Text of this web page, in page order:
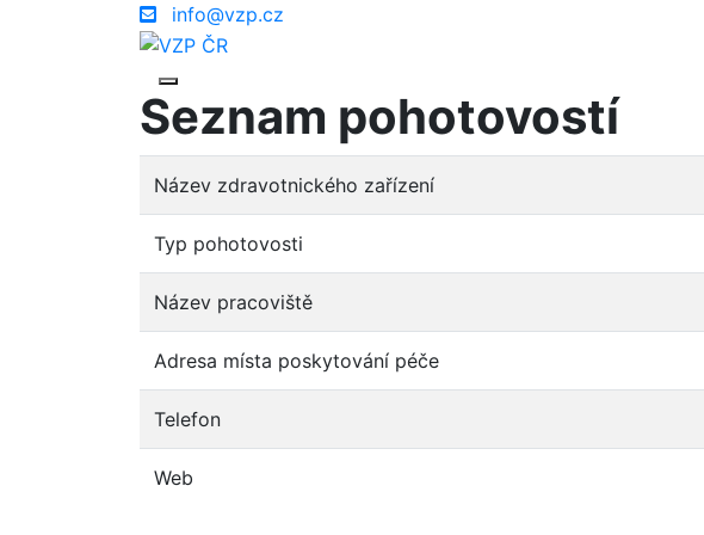
info@vzp.cz
Seznam pohotovostí
Název zdravotnického zařízení
Typ pohotovosti
Název pracoviště
Adresa místa poskytování péče
Telefon
Web